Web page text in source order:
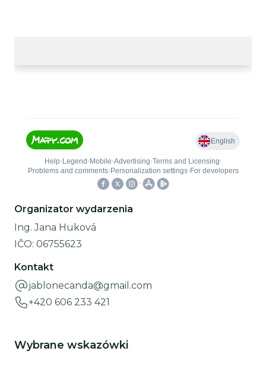
Organizator wydarzenia
Ing. Jana Huková
IČO: 06755623
Kontakt
jablonecanda@gmail.com
+420 606 233 421
Wybrane wskazówki